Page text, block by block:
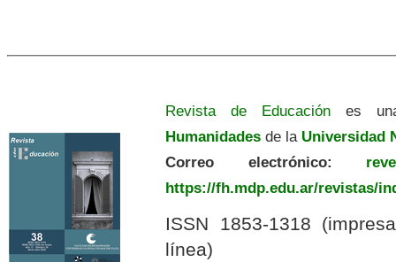
Revista de Educación es
Humanidades de la Universidad
Correo electrónico:
https://fh.mdp.edu.ar/revistas/
ISSN 1853-1318
línea)